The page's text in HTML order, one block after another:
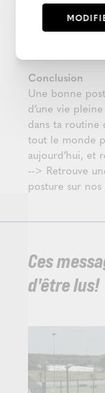
En cas de
posturaux
Conclusion
Une bonne
d’une vie
dans ta routine
tout le monde
aujourd’hui, et
--> Retrouve
posture sur nos
Ces
d'être lus!